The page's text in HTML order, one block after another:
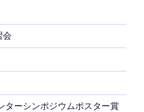
会
ターシンポジウムポスター賞